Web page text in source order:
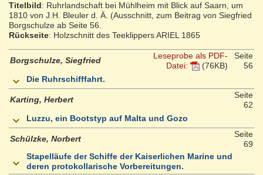
Titelbild: Ruhrlandschaft bei Mühlheim mit Blick auf Saarn, um
1810 von J.H. Bleuler d. Ä. (Ausschnitt, zum Beitrag von Siegfried
Borgschulze ab Seite 56.
Rückseite: Holzschnitt des Teeklippers ARIEL 1865
Borgschulze, Siegfried
Leseprobe als PDF-
Datei:
(76KB)
Seite
56
Die Ruhrschifffahrt.
Karting, Herbert
Seite
62
Luzzu, ein Bootstyp auf Malta und Gozo
Schülzke, Norbert
Seite
69
Stapelläufe der Schiffe der Kaiserlichen Marine und
deren protokollarische Vorbereitungen.